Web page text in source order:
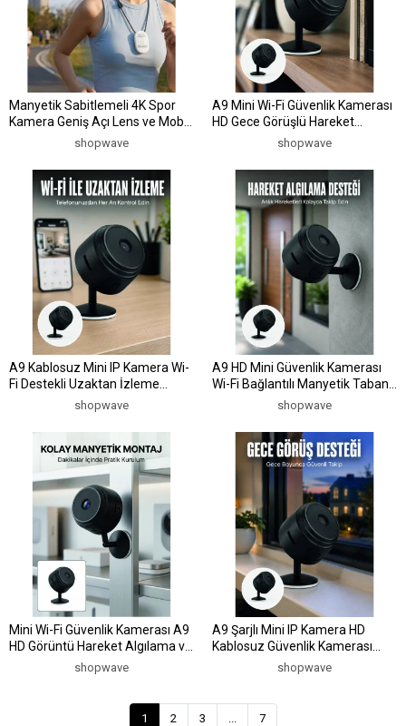
Manyetik Sabitlemeli 4K Spor
Kamera Geniş Açı Lens ve Mobil
Bağlantı Özelliklishopwave
A9 Mini Wi-Fi Güvenlik Kamerası
HD Gece Görüşlü Hareket
Algılamalı Kablosuz IP Kamera
shopwave
A9 Kablosuz Mini IP Kamera Wi-
Fi Destekli Uzaktan İzleme
Özellikli HD Güvenlik Kamerası
shopwave
A9 HD Mini Güvenlik Kamerası
Wi-Fi Bağlantılı Manyetik Tabanlı
Ev ve Ofis Kamerası
shopwave
Mini Wi-Fi Güvenlik Kamerası A9
HD Görüntü Hareket Algılama ve
Uzaktan Canlı İzleme
shopwave
A9 Şarjlı Mini IP Kamera HD
Kablosuz Güvenlik Kamerası
Micro SD Kart Destekli
shopwave
1 2 3 ... 7